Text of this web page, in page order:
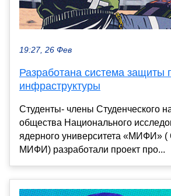
19:27, 26 Фев
Разработана система защиты
инфраструктуры
Студенты- члены Студенческого
общества Национального
ядерного университета
МИФИ) разработали проект про...